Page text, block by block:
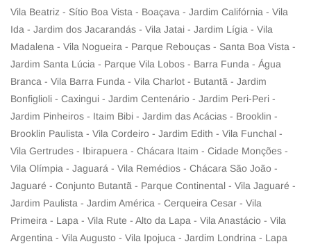
Vila Beatriz - Sítio Boa Vista - Boaçava - Jardim Califórnia - Vila
Ida - Jardim dos Jacarandás - Vila Jatai - Jardim Lígia - Vila
Madalena - Vila Nogueira - Parque Rebouças - Santa Boa Vista -
Jardim Santa Lúcia - Parque Vila Lobos - Barra Funda - Água
Branca - Vila Barra Funda - Vila Charlot - Butantã - Jardim
Bonfiglioli - Caxingui - Jardim Centenário - Jardim Peri-Peri -
Jardim Pinheiros - Itaim Bibi - Jardim das Acácias - Brooklin -
Brooklin Paulista - Vila Cordeiro - Jardim Edith - Vila Funchal -
Vila Gertrudes - Ibirapuera - Chácara Itaim - Cidade Monções -
Vila Olímpia - Jaguará - Vila Remédios - Chácara São João -
Jaguaré - Conjunto Butantã - Parque Continental - Vila Jaguaré -
Jardim Paulista - Jardim América - Cerqueira Cesar - Vila
Primeira - Lapa - Vila Rute - Alto da Lapa - Vila Anastácio - Vila
Argentina - Vila Augusto - Vila Ipojuca - Jardim Londrina - Lapa